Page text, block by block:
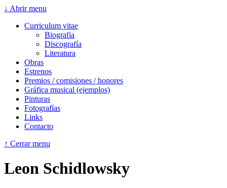
↓ Abrir menu
Curriculum vitae
Biografia
Discografía
Literatura
Obras
Estrenos
Premios / comisiones / honores
Gráfica musical (ejemplos)
Pinturas
Fotografías
Links
Contacto
↑ Cerrar menu
Leon Schidlowsky